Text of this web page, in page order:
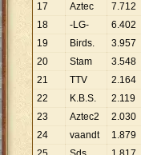
17
Aztec 7.712
18
-LG- 6.402
19
Birds. 3.957
20
Stam 3.548
21
TTV 2.164
22
K.B.S. 2.119
23
Aztec2 2.030
24
vaandt 1.879